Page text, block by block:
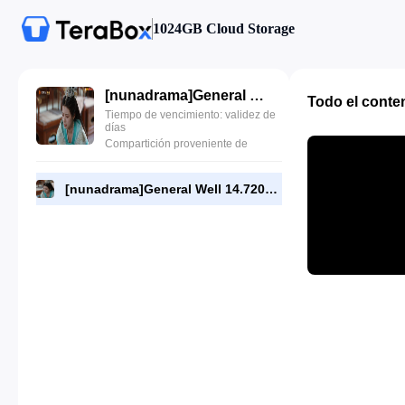
1024GB Cloud Storage
[nunadrama]General Well 14.720p.mp4
Tiempo de vencimiento: validez de
días
Compartición proveniente de
[nunadrama]General Well 14.720p.mp4
Todo el